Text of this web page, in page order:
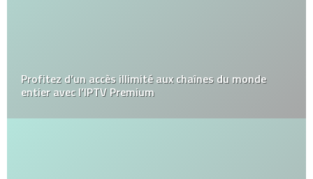
Profitez d’un accès illimité aux chaînes du monde
entier avec l’IPTV Premium